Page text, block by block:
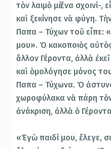
τὸν λαιμὸ μὲ ἕνα σχοινί-,
καὶ ξεκίνησε νὰ φύγη.
Παπα – Τύχων τοῦ εἶπε:
μου». Ὁ κακοποιὸς
ἄλλον Γέροντα, ἀλλὰ
καὶ ὁμολόγησε μόνος
Παπα – Τύχωνα. Ὁ
χωροφύλακα νὰ πάρη
ἀνάκριση, ἀλλὰ ὁ
«Ἐγὼ παιδί μου, ἔλεγε,